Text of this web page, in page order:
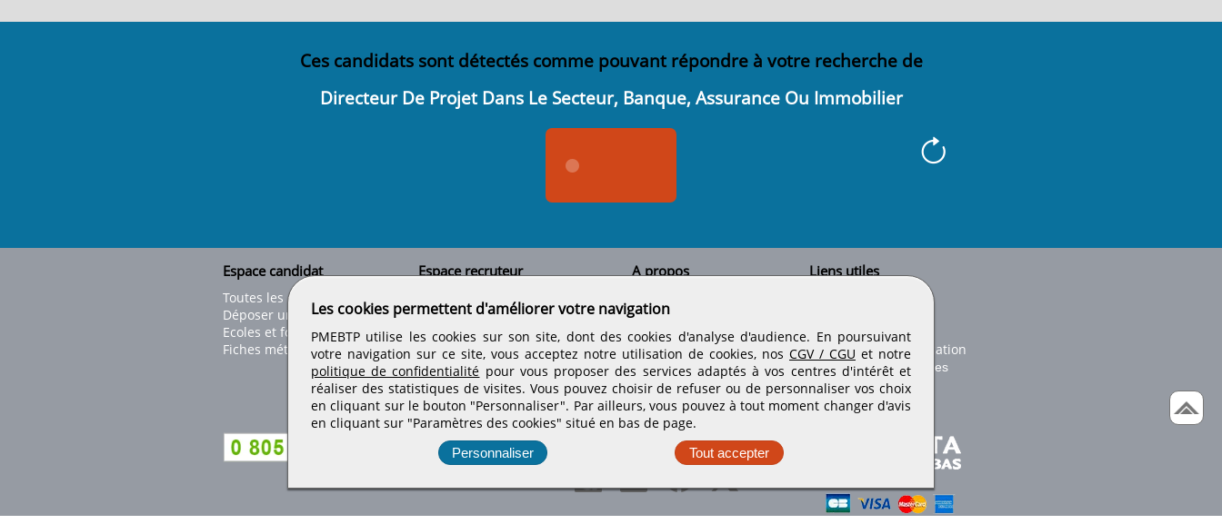
Ces candidats sont détectés comme pouvant répondre à votre recherche de
Directeur De Projet Dans Le Secteur, Banque, Assurance Ou Immobilier
Espace candidat
Toutes les offres
Déposer un CV
Ecoles et formations
Fiches métiers
Espace recruteur
Tous les candidats
Déposer une annonce
Déposer une offre de stage
Nos tarifs
A propos
Contactez-nous
Nos partenaires
Informations légales
Conditions générales
Rejoignez nos équipes
Liens utiles
Conseils d'utilisation
Conditions de publication
Paramètres des cookies
Retrouvez-nous sur les réseaux sociaux
Les cookies permettent d'améliorer votre navigation
PMEBTP utilise les cookies sur son site, dont des cookies d'analyse d'audience. En poursuivant
votre navigation sur ce site, vous acceptez notre utilisation de cookies, nos CGV / CGU et notre
politique de confidentialité pour vous proposer des services adaptés à vos centres d'intérêt et
réaliser des statistiques de visites. Vous pouvez choisir de refuser ou de personnaliser vos choix
en cliquant sur le bouton "Personnaliser". Par ailleurs, vous pouvez à tout moment changer d'avis
en cliquant sur "Paramètres des cookies" situé en bas de page.
Personnaliser Tout accepter